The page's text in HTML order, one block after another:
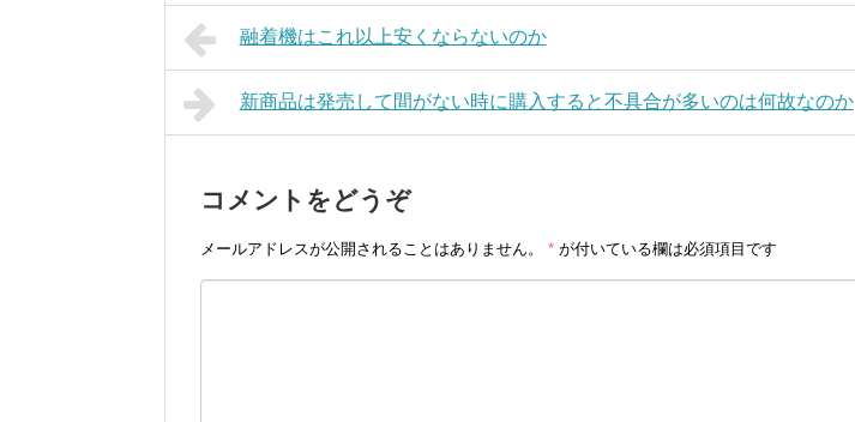
融着機はこれ以上安くならないのか
新商品は発売して間がない時に購入すると不具合が多いのは何故なのか
コメントをどうぞ
メールアドレスが公開されることはありません。 * が付いている欄は必須項目です